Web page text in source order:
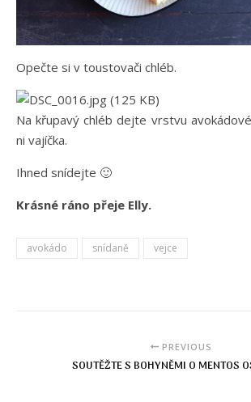
Opečte si v toustovači chléb.
Na křupavý chléb dejte vrstvu
ni vajíčka.
Ihned snídejte 🙂
Krásné ráno přeje Elly.
avokádo snídaně vejce
PREVIOUS
SOUTĚŽTE S BOHYNĚMI O MENTOS